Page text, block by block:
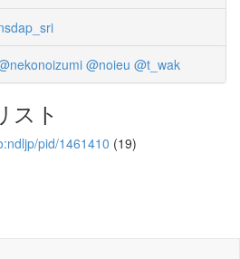
@noieu @t_wak
スト
pid/1461410 (19)